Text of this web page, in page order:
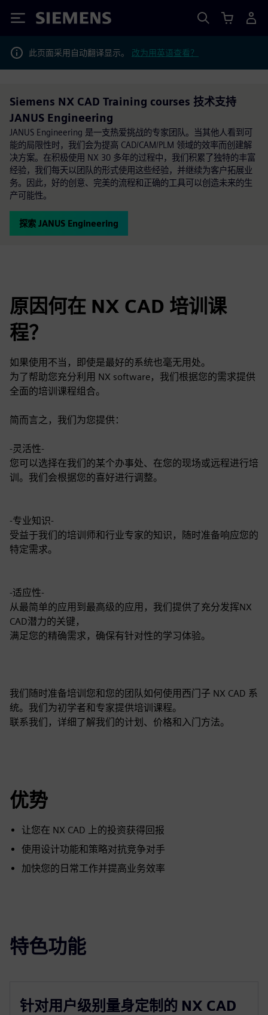
Siemens
此页面采用自动翻译显示。 改为用英语查看？
Siemens NX CAD Training courses 技术支持
JANUS Engineering
JANUS Engineering 是一支热爱挑战的专家团队。当其他人看到可
能的局限性时，我们会为提高 CAD/CAM/PLM 领域的效率而创建解
决方案。在积极使用 NX 30 多年的过程中，我们积累了独特的丰富
经验，我们每天以团队的形式使用这些经验，并继续为客户拓展业
务。因此，好的创意、完美的流程和正确的工具可以创造未来的生
产可能性。
探索 JANUS Engineering
原因何在 NX CAD 培训课
程？
如果使用不当，即使是最好的系统也毫无用处。
为了帮助您充分利用 NX software，我们根据您的需求提供
全面的培训课程组合。
简而言之，我们为您提供：
-灵活性-
您可以选择在我们的某个办事处、在您的现场或远程进行培
训。我们会根据您的喜好进行调整。
-专业知识-
受益于我们的培训师和行业专家的知识，随时准备响应您的
特定需求。
-适应性-
从最简单的应用到最高级的应用，我们提供了充分发挥NX
CAD潜力的关键，
满足您的精确需求，确保有针对性的学习体验。
我们随时准备培训您和您的团队如何使用西门子 NX CAD 系
统。我们为初学者和专家提供培训课程。
联系我们，详细了解我们的计划、价格和入门方法。
优势
让您在 NX CAD 上的投资获得回报
使用设计功能和策略对抗竞争对手
加快您的日常工作并提高业务效率
特色功能
针对用户级别量身定制的 NX CAD